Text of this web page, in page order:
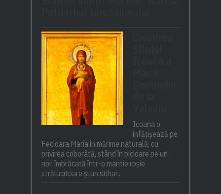
Icoana o
înfățișează pe
Fecioara Maria în mărime naturală, cu
privirea coborâtă, stând în picioare pe un
nor, îmbrăcată într-o mantie roșie
strălucitoare și un stihar...